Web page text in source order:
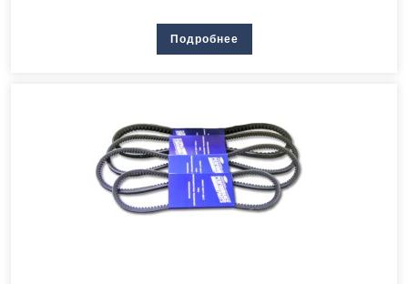
Подробнее